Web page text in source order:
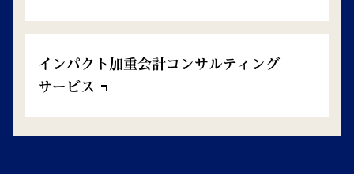
インパクト加重会計コンサルティング
サービス